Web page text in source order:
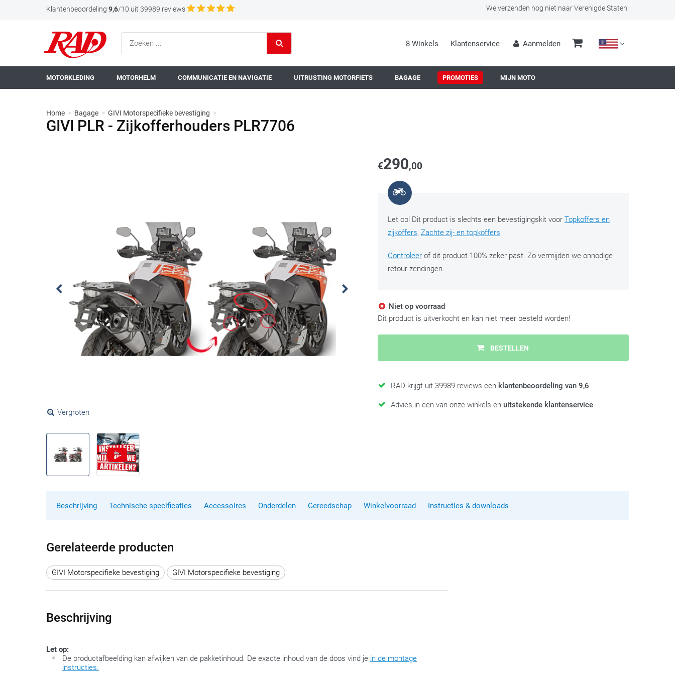
Klantenbeoordeling 9,6/10 uit 39989 reviews We verzenden nog niet naar Verenigde Staten.
8 Winkels Klantenservice Aanmelden
MOTORKLEDING MOTORHELM COMMUNICATIE EN NAVIGATIE UITRUSTING MOTORFIETS BAGAGE PROMOTIES MIJN MOTO
Home > Bagage > GIVI Motorspecifieke bevestiging >
GIVI PLR - Zijkofferhouders PLR7706
Vergroten
€290,00
Let op! Dit product is slechts een bevestigingskit voor Topkoffers en
zijkoffers, Zachte zij- en topkoffers
Controleer of dit product 100% zeker past. Zo vermijden we onnodige
retour zendingen.
Niet op voorraad
Dit product is uitverkocht en kan niet meer besteld worden!
BESTELLEN
RAD krijgt uit 39989 reviews een klantenbeoordeling van 9,6
Advies in een van onze winkels en uitstekende klantenservice
Beschrijving Technische specificaties Accessoires Onderdelen Gereedschap Winkelvoorraad Instructies & downloads
Gerelateerde producten
GIVI Motorspecifieke bevestiging GIVI Motorspecifieke bevestiging
Beschrijving
Let op:
De productafbeelding kan afwijken van de pakketinhoud. De exacte inhoud van de doos vind je in de montage
instructies.